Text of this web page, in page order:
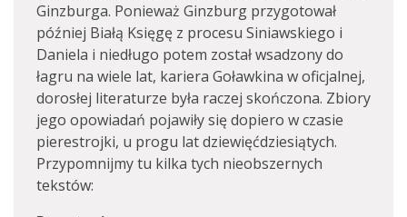
Ginzburga. Ponieważ Ginzburg przygotował
później Białą Księgę z procesu Siniawskiego i
Daniela i niedługo potem został wsadzony do
łagru na wiele lat, kariera Goławkina w oficjalnej,
dorosłej literaturze była raczej skończona. Zbiory
jego opowiadań pojawiły się dopiero w czasie
pierestrojki, u progu lat dziewięćdziesiątych.
Przypomnijmy tu kilka tych nieobszernych
tekstów: